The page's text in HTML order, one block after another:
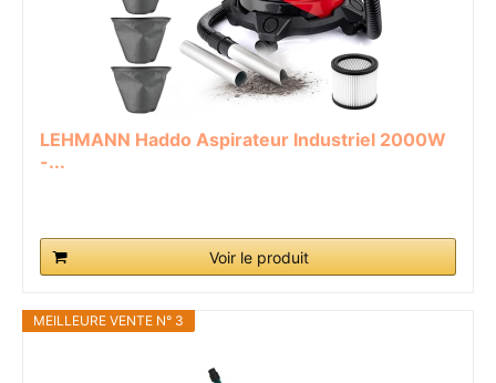
LEHMANN Haddo Aspirateur Industriel 2000W
-...
Voir le produit
MEILLEURE VENTE N° 3